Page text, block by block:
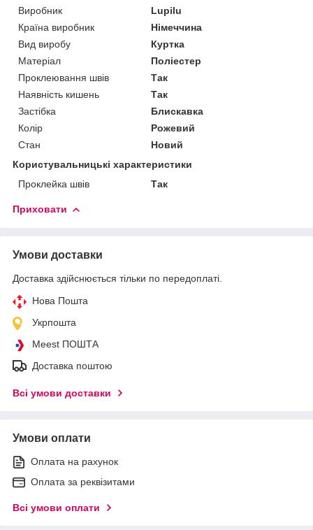
Виробник
Lupilu
Країна виробник
Німеччина
Вид виробу
Куртка
Матеріал
Поліестер
Проклеювання швів
Так
Наявність кишень
Так
Застібка
Блискавка
Колір
Рожевий
Стан
Новий
Користувальницькі характеристики
Проклейка швів
Так
Приховати
Умови доставки
Доставка здійснюється тільки по передоплаті.
Нова Пошта
Укрпошта
Meest ПОШТА
Доставка поштою
Всі умови доставки
Умови оплати
Оплата на рахунок
Оплата за реквізитами
Всі умови оплати